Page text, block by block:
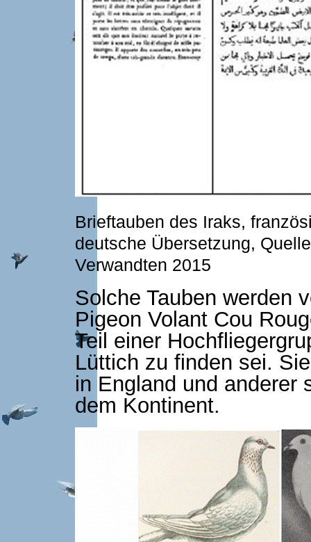
Brieftauben des Iraks,
deutsche Übersetzung,
Verwandten 2015
Solche Tauben werden
Pigeon Volant Cou
Teil einer
Lüttich zu finden sei.
in England und anderer
dem Kontinent.